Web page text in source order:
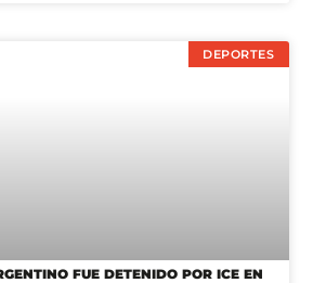
DEPORTES
FUE DETENIDO POR ICE EN